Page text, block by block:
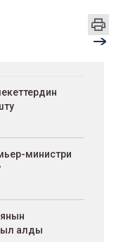
министри
алды